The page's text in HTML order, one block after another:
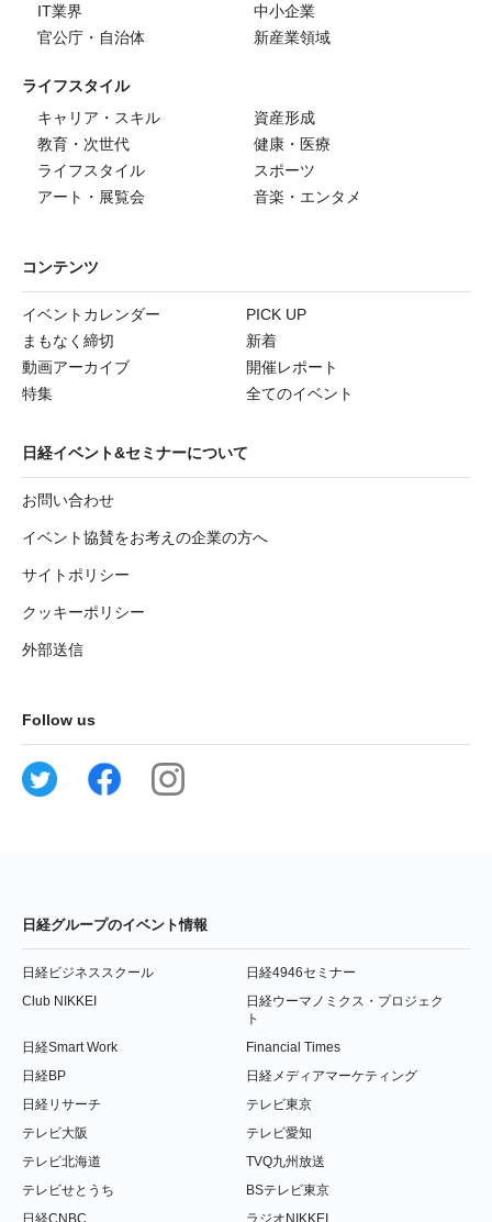
IT業界
中小企業
官公庁・自治体
新産業領域
ライフスタイル
キャリア・スキル
資産形成
教育・次世代
健康・医療
ライフスタイル
スポーツ
アート・展覧会
音楽・エンタメ
コンテンツ
イベントカレンダー
PICK UP
まもなく締切
新着
動画アーカイブ
開催レポート
特集
全てのイベント
日経イベント&セミナーについて
お問い合わせ
イベント協賛をお考えの企業の方へ
サイトポリシー
クッキーポリシー
外部送信
Follow us
日経グループのイベント情報
日経ビジネススクール
日経4946セミナー
Club NIKKEI
日経ウーマノミクス・プロジェク
ト
日経Smart Work
Financial Times
日経BP
日経メディアマーケティング
日経リサーチ
テレビ東京
テレビ大阪
テレビ愛知
テレビ北海道
TVQ九州放送
テレビせとうち
BSテレビ東京
日経CNBC
ラジオNIKKEI